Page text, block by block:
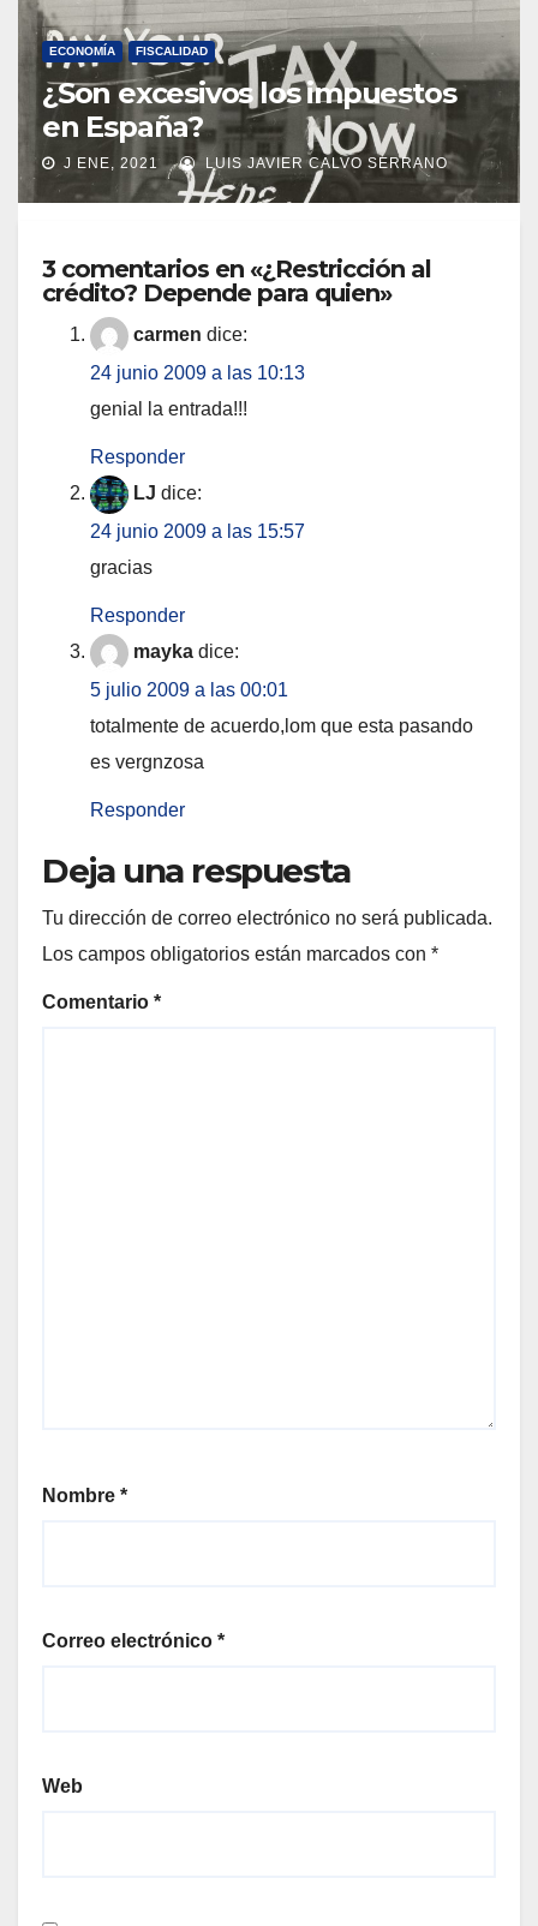
ECONOMÍA FISCALIDAD
¿Son excesivos los impuestos
en España?
J ENE, 2021 LUIS JAVIER CALVO SERRANO
3 comentarios en «¿Restricción al
crédito? Depende para quien»
carmen dice:
24 junio 2009 a las 10:13
genial la entrada!!!
Responder
LJ dice:
24 junio 2009 a las 15:57
gracias
Responder
mayka dice:
5 julio 2009 a las 00:01
totalmente de acuerdo,lom que esta pasando
es vergnzosa
Responder
Deja una respuesta
Tu dirección de correo electrónico no será publicada.
Los campos obligatorios están marcados con *
Comentario *
Nombre *
Correo electrónico *
Web